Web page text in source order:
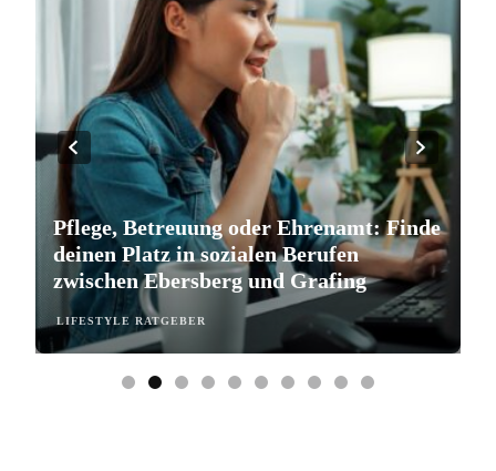
LIFESTYLE RATGEBER
Pflege, Betreuung oder Ehrenamt: Finde
deinen Platz in sozialen Berufen
zwischen Ebersberg und Grafing